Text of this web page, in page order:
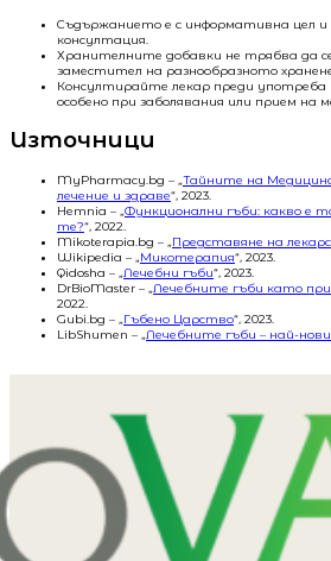
Съдържанието е с информативна цел и
консултация.
Хранителните добавки не трябва да
заместител на разнообразното
Консултирайте лекар преди употреба
особено при заболявания или прием на
Източници
MyPharmacy.bg – „Тайните на
лечение и здраве“, 2023.
Hemnia – „Функционални гъби: какво е
те?“, 2022.
Mikoterapia.bg – „Представяне на
Wikipedia – „Микотерапия“, 2023.
Qidosha – „Лечебни гъби“, 2023.
DrBioMaster – „Лечебните гъби като
2022.
Gubi.bg – „Гъбено Царство“, 2023.
LibShumen – „Лечебните гъби – най-